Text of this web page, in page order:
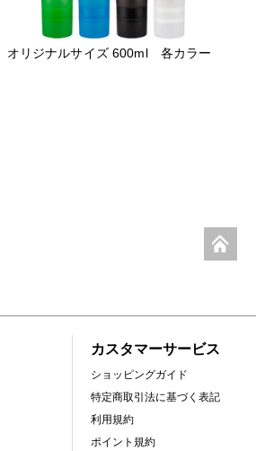
オリジナルサイズ 600ml 各カラー
カスタマーサービス
ショッピングガイド
特定商取引法に基づく表記
利用規約
ポイント規約